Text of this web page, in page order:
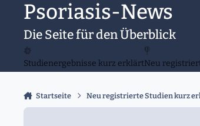
Zu Inhalt springen
Psoriasis-News
Die Seite für den Überblick
Studienergebnisse kurz erklärtNeu
Startseite Neu registrierte Studien kurz